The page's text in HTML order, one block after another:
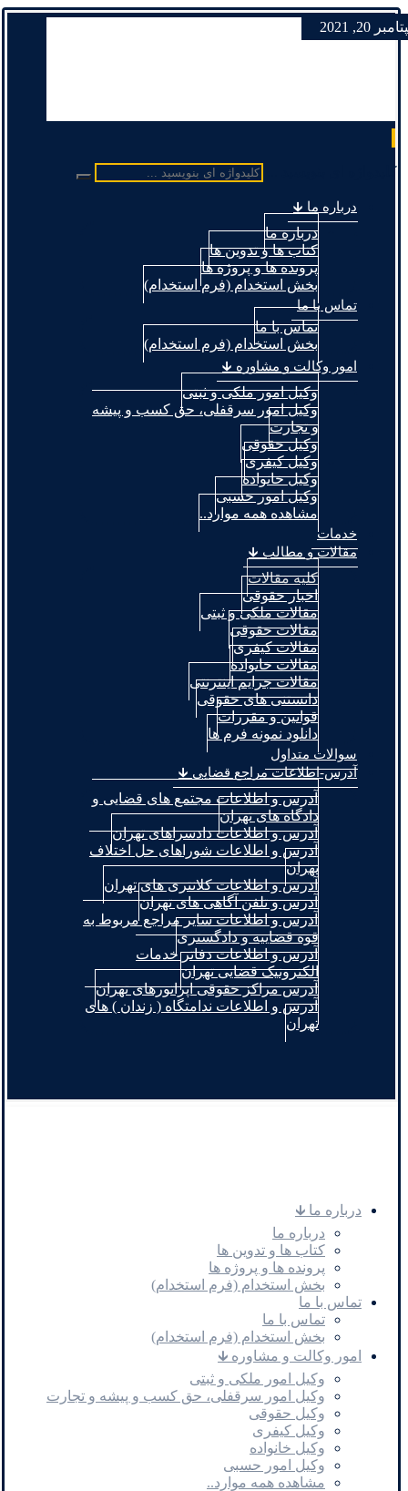
کلیدواژه ای بنویسید ...
درباره ما 🡳
درباره ما
کتاب ها و تدوین ها
پرونده ها و پروژه ها
بخش استخدام (فرم استخدام)
تماس با ما
تماس با ما
بخش استخدام (فرم استخدام)
امور وکالت و مشاوره 🡳
وکیل امور ملکی و ثبتی
وکیل امور سرقفلی، حق کسب و پیشه
و تجارت
وکیل حقوقی
وکیل کیفری
وکیل خانواده
وکیل امور حسبی
مشاهده همه موارد..
خدمات
مقالات و مطالب 🡳
کلیه مقالات
اخبار حقوقی
مقالات ملکی و ثبتی
مقالات حقوقی
مقالات کیفری
مقالات خانواده
مقالات جرایم اینترنتی
دانستنی های حقوقی
قوانین و مقررات
دانلود نمونه فرم ها
سوالات متداول
آدرس-اطلاعات مراجع قضایی 🡳
آدرس و اطلاعات مجتمع های قضایی و
دادگاه های تهران
آدرس و اطلاعات دادسراهای تهران
آدرس و اطلاعات شوراهای حل اختلاف
تهران
آدرس و اطلاعات کلانتری های تهران
آدرس و تلفن آگاهی های تهران
آدرس و اطلاعات سایر مراجع مربوط به
قوه قضاییه و دادگستری
آدرس و اطلاعات دفاتر خدمات
الکترونیک قضایی تهران
آدرس مراکز حقوقی اپراتورهای تهران
آدرس و اطلاعات ندامتگاه ( زندان ) های
تهران
درباره ما 🡳
درباره ما
کتاب ها و تدوین ها
پرونده ها و پروژه ها
بخش استخدام (فرم استخدام)
تماس با ما
تماس با ما
بخش استخدام (فرم استخدام)
امور وکالت و مشاوره 🡳
وکیل امور ملکی و ثبتی
وکیل امور سرقفلی، حق کسب و پیشه و تجارت
وکیل حقوقی
وکیل کیفری
وکیل خانواده
وکیل امور حسبی
مشاهده همه موارد..
29, 2021
20, 2021